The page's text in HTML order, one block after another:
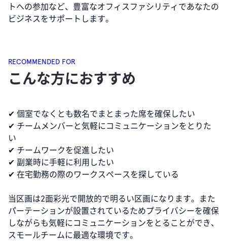
トへの参加など、豊富なオフィスファシリティであなたの
ビジネスをサポートします。
RECOMMENDED FOR
こんな方におすすめ
✔︎ 個室でなくとも数名でまとまった席を確保したい
✔︎ チームメンバーと気軽にコミュニケーションをとりた
い
✔︎ チームワークを促進したい
✔︎ 副業時に手軽に利用したい
✔︎ 在宅勤務の際のワークスペースを探している
当区画は2面彩光で開放的で明るい区画になります。また
パーテーションが設置されているためプライバシーを確保
しながらも気軽にコミュニケーションをとることができ、
スモールチームに最適な環境です。